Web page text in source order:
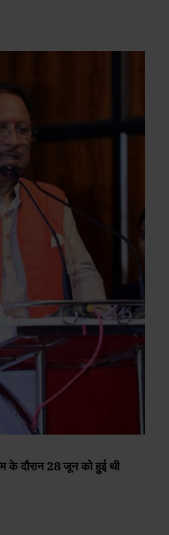
के दौरान 28 जून को हुई थी